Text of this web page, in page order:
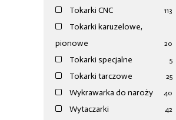
Tokarki CNC 113
Tokarki karuzelowe,
pionowe
20
Tokarki specjalne 5
Tokarki tarczowe 25
Wykrawarka do naroży 40
Wytaczarki 42